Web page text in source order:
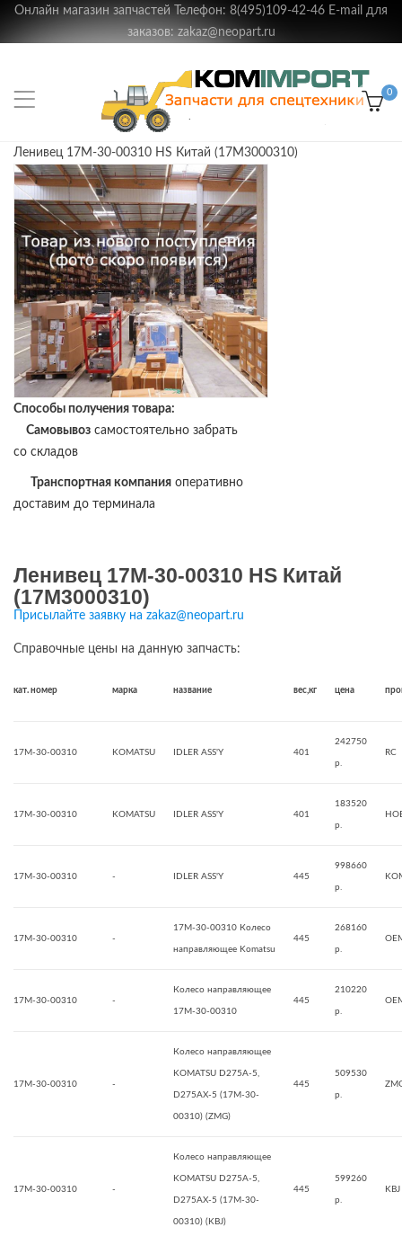
Онлайн магазин запчастей Телефон: 8(495)109-42-46 E-mail для
заказов: zakaz@neopart.ru
0
Ленивец 17M-30-00310 HS Китай (17M3000310)
Способы получения товара:
Самовывоз самостоятельно забрать
со складов
Транспортная компания оперативно
доставим до терминала
Ленивец 17M-30-00310 HS Китай
(17M3000310)
Присылайте заявку на zakaz@neopart.ru
Справочные цены на данную запчасть:
кат. номер марка название вес,кг цена
17M-30-00310 KOMATSU IDLER ASS'Y 401
242750
р.
RC
17M-30-00310 KOMATSU IDLER ASS'Y 401
183520
р.
17M-30-00310 - IDLER ASS'Y 445
998660
р.
17M-30-00310 -
17M-30-00310 Колесо
направляющее Komatsu
445
268160
р.
17M-30-00310 -
⁠Колесо направляющее
17М-30-00310
445
210220
р.
17M-30-00310 -
Колесо направляющее
KOMATSU D275A-5,
D275AX-5 (17M-30-
00310) (ZMG)
445
509530
р.
17M-30-00310 -
Колесо направляющее
KOMATSU D275A-5,
D275AX-5 (17M-30-
00310) (KBJ)
445
599260
р.
KBJ